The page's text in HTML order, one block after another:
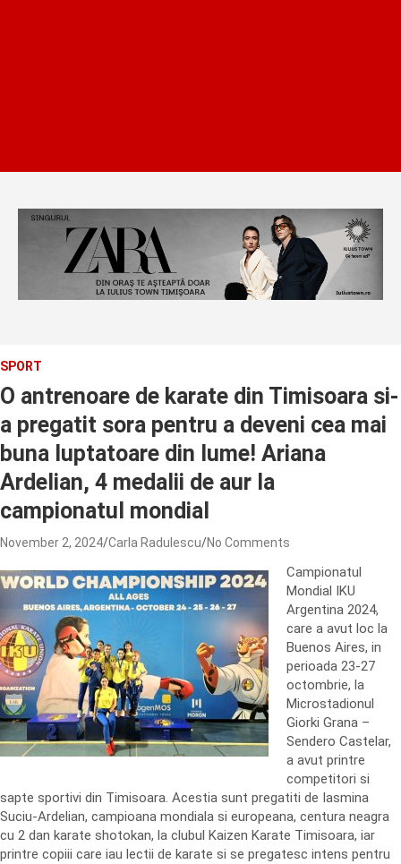
SPORT
O antrenoare de karate din Timisoara si-
a pregatit sora pentru a deveni cea mai
buna luptatoare din lume! Ariana
Ardelian, 4 medalii de aur la
campionatul mondial
November 2, 2024 Carla Radulescu No Comments
Campionatul
Mondial IKU
Argentina 2024,
care a avut loc la
Buenos Aires, in
perioada 23-27
octombrie, la
Microstadionul
Giorki Grana –
Sendero Castelar,
a avut printre
competitori si
sapte sportivi din Timisoara. Acestia sunt pregatiti de Iasmina
Suciu-Ardelian, campioana mondiala si europeana, centura neagra
cu 2 dan karate shotokan, la clubul Kaizen Karate Timisoara, iar
printre copiii care iau lectii de karate si se pregatesc intens pentru